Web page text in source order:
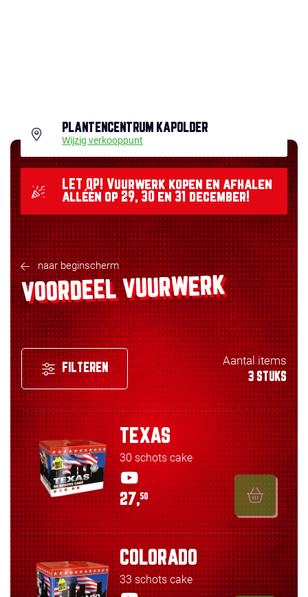
PLANTENCENTRUM KAPOLDER
Wijzig verkooppunt
LET OP! Vuurwerk kopen en afhalen
alléén op 29, 30 en 31 december!
naar beginscherm
VOORDEEL VUURWERK
FILTEREN
Aantal items
3 STUKS
TEXAS
30 schots cake
27,50
COLORADO
33 schots cake